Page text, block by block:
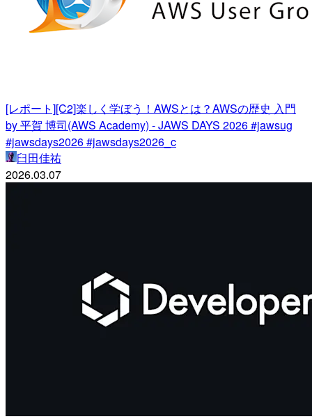
[レポート][C2]楽しく学ぼう！AWSとは？AWSの歴史 入門
by 平賀 博司(AWS Academy) - JAWS DAYS 2026 #jawsug
#jawsdays2026 #jawsdays2026_c
臼田佳祐
2026.03.07